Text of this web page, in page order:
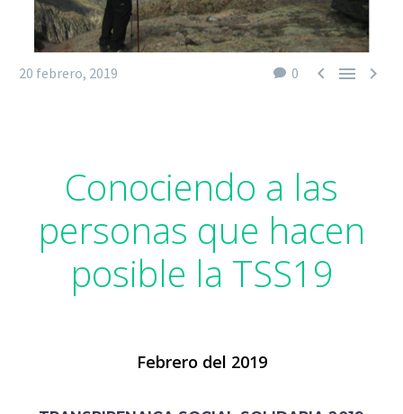
0   
20 febrero, 2019
Conociendo a las
personas que hacen
posible la TSS19
Febrero del 2019